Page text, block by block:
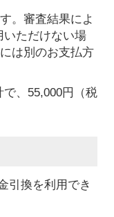
。審査結果によ
いただけない場
は別のお支払方
、55,000円（税
引換を利用でき